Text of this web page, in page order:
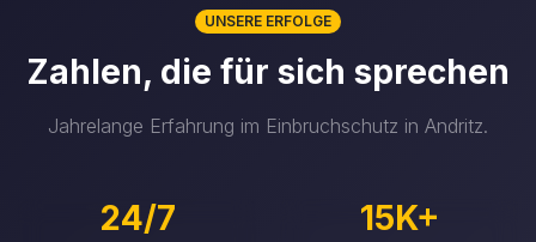
UNSERE ERFOLGE
Zahlen, die für sich sprechen
Jahrelange Erfahrung im Einbruchschutz in Andritz.
24/7 15K+